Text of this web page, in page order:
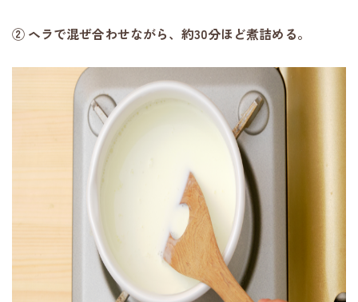
② ヘラで混ぜ合わせながら、約30分ほど煮詰める。